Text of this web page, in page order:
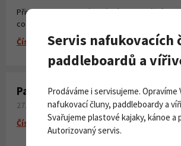
Připravili jsme pro Vás krátké instruktážní
co všechno potřebujete k laminování,
Číst více
Paddleboardy Viking nově v naší
27. 06. 2026
Číst více
Servis nafukovacích
paddleboardů a
Prodáváme i servisujeme. Opravíme
nafukovací čluny, paddleboardy a
Svařujeme plastové kajaky, kánoe a
Autorizovaný servis.